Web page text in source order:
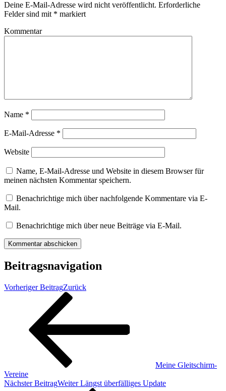
Deine E-Mail-Adresse wird nicht veröffentlicht. Erforderliche
Felder sind mit * markiert
Kommentar
Name *
E-Mail-Adresse *
Website
Name, E-Mail-Adresse und Website in diesem Browser für
meinen nächsten Kommentar speichern.
Benachrichtige mich über nachfolgende Kommentare via E-
Mail.
Benachrichtige mich über neue Beiträge via E-Mail.
Beitragsnavigation
Vorheriger BeitragZurück
Meine Gleitschirm-
Vereine
Nächster BeitragWeiter Längst überfälliges Update